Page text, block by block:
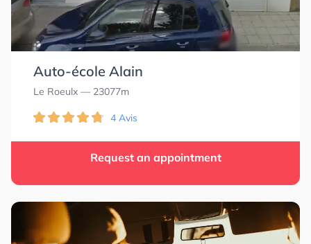
Auto-école Alain
Le Roeulx — 23077m
4 Avis
Request an appointment